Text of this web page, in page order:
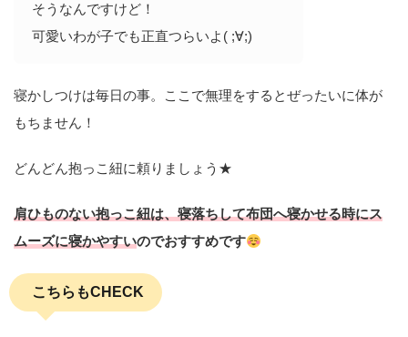
そうなんですけど！
可愛いわが子でも正直つらいよ( ;∀;)
寝かしつけは毎日の事。ここで無理をするとぜったいに体が
もちません！
どんどん抱っこ紐に頼りましょう★
肩ひものない抱っこ紐は、寝落ちして布団へ寝かせる時にス
ムーズに寝かやすいのでおすすめです
こちらもCHECK